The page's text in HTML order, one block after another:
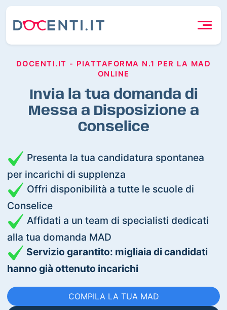
DOCENTI.IT - PIATTAFORMA N.1 PER LA MAD
ONLINE
Invia la tua domanda di
Messa a Disposizione a
Conselice
Presenta la tua candidatura spontanea
per incarichi di supplenza
Offri disponibilità a tutte le scuole di
Conselice
Affidati a un team di specialisti dedicati
alla tua domanda MAD
Servizio garantito: migliaia di candidati
hanno già ottenuto incarichi
COMPILA LA TUA MAD